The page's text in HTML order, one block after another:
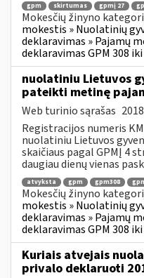
gpm skirtumas gpmį 27
Mokesčių žinyno
mokestis » Nuolatinių
deklaravimas » Pajamų
deklaravimas GPM 308
nuolatiniu Lietuvos
pateikti metinę
Web turinio sąrašas
Registracijos numeris
nuolatiniu Lietuvos
skaičiaus pagal GPMĮ 4
daugiau dienų vienas
atvyksta gpm gpm308
Mokesčių žinyno
mokestis » Nuolatinių
deklaravimas » Pajamų
deklaravimas GPM 308
Kuriais atvejais
privalo deklaruoti